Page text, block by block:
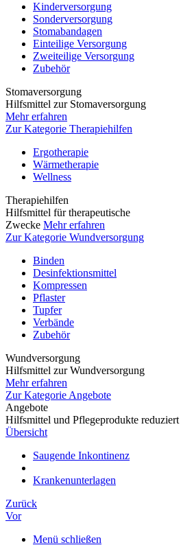
Kinderversorgung
Sonderversorgung
Stomabandagen
Einteilige Versorgung
Zweiteilige Versorgung
Zubehör
Stomaversorgung
Hilfsmittel zur Stomaversorgung
Mehr erfahren
Zur Kategorie Therapiehilfen
Ergotherapie
Wärmetherapie
Wellness
Therapiehilfen
Hilfsmittel für therapeutische
Zwecke Mehr erfahren
Zur Kategorie Wundversorgung
Binden
Desinfektionsmittel
Kompressen
Pflaster
Tupfer
Verbände
Zubehör
Wundversorgung
Hilfsmittel zur Wundversorgung
Mehr erfahren
Zur Kategorie Angebote
Angebote
Hilfsmittel und Pflegeprodukte reduziert
Übersicht
Saugende Inkontinenz
Krankenunterlagen
Zurück
Vor
Menü schließen